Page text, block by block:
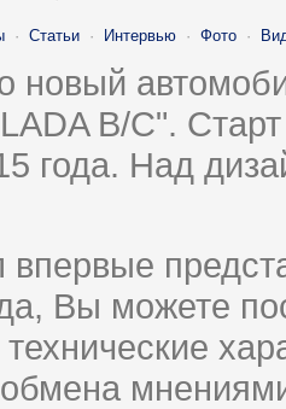
· Статьи · Интервью · Фото ·
новый
B/C".
года. Над
впервые
Вы можете
технические